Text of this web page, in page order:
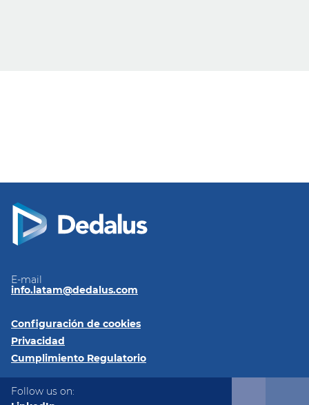
E-mail
info.latam@dedalus.com
Configuración de cookies
Privacidad
Cumplimiento Regulatorio
Follow us on: